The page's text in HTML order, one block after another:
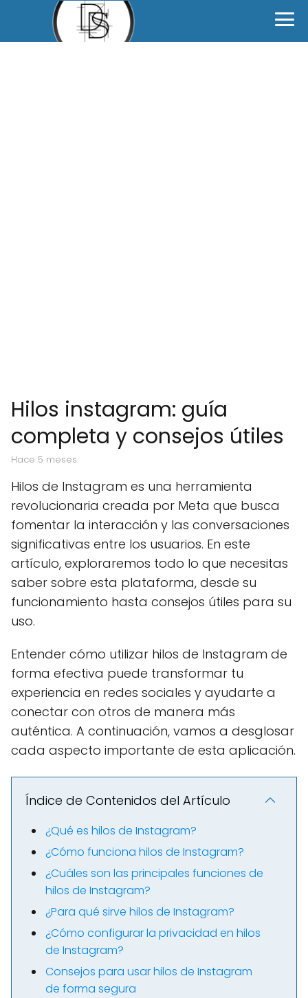
Hilos instagram: guía
completa y consejos útiles
hace 5 meses
Hilos de Instagram es una herramienta
revolucionaria creada por Meta que busca
fomentar la interacción y las conversaciones
significativas entre los usuarios. En este
artículo, exploraremos todo lo que necesitas
saber sobre esta plataforma, desde su
funcionamiento hasta consejos útiles para su
uso.
Entender cómo utilizar hilos de Instagram de
forma efectiva puede transformar tu
experiencia en redes sociales y ayudarte a
conectar con otros de manera más
auténtica. A continuación, vamos a desglosar
cada aspecto importante de esta aplicación.
Índice de Contenidos del Artículo
¿Qué es hilos de Instagram?
¿Cómo funciona hilos de Instagram?
¿Cuáles son las principales funciones de
hilos de Instagram?
¿Para qué sirve hilos de Instagram?
¿Cómo configurar la privacidad en hilos
de Instagram?
Consejos para usar hilos de Instagram
de forma segura